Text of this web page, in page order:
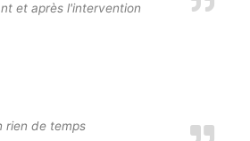
et après l'intervention
rien de temps